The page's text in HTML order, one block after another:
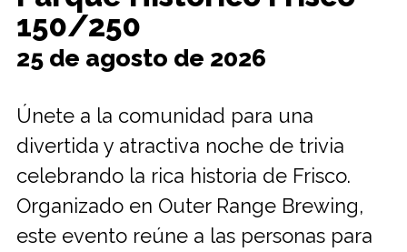
150/250
25 de agosto de 2026
Únete a la comunidad para una
divertida y atractiva noche de trivia
celebrando la rica historia de Frisco.
Organizado en Outer Range Brewing,
este evento reúne a las personas para